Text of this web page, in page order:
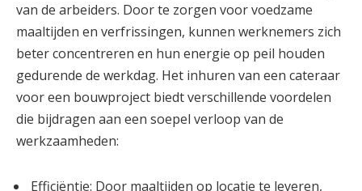
van de arbeiders. Door te zorgen voor voedzame
maaltijden en verfrissingen, kunnen werknemers zich
beter concentreren en hun energie op peil houden
gedurende de werkdag. Het inhuren van een cateraar
voor een bouwproject biedt verschillende voordelen
die bijdragen aan een soepel verloop van de
werkzaamheden:
Efficiëntie: Door maaltijden op locatie te leveren,